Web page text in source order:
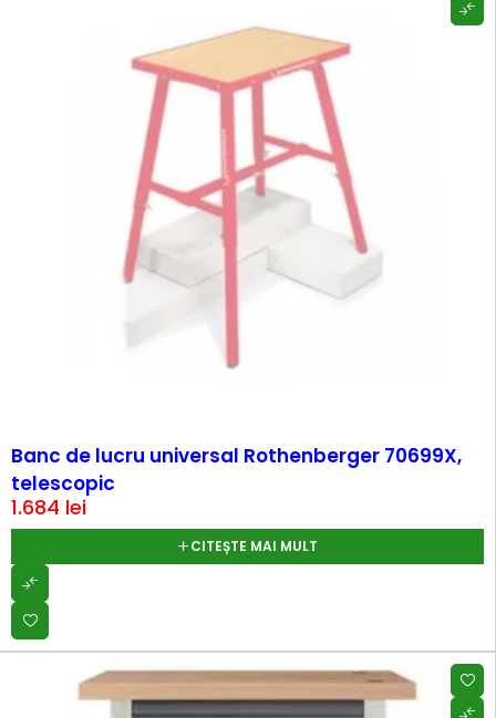
Banc de lucru universal Rothenberger 70699X,
telescopic
1.684 lei
CITEȘTE MAI MULT